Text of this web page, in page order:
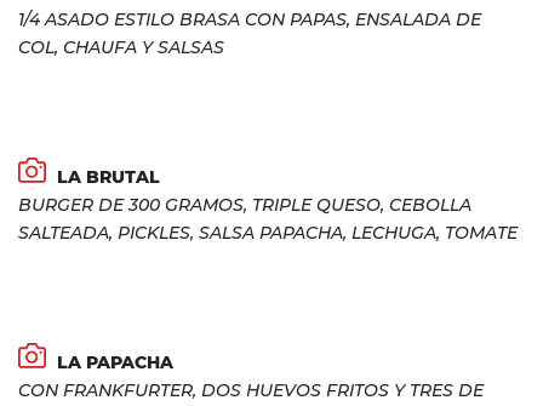
1/4 ASADO ESTILO BRASA CON PAPAS, ENSALADA DE
COL, CHAUFA Y SALSAS
LA BRUTAL
BURGER DE 300 GRAMOS, TRIPLE QUESO, CEBOLLA
SALTEADA, PICKLES, SALSA PAPACHA, LECHUGA, TOMATE
LA PAPACHA
CON FRANKFURTER, DOS HUEVOS FRITOS Y TRES DE